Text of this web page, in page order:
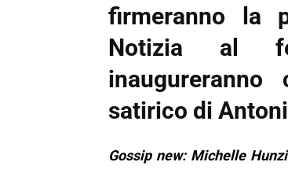
firmeranno la
Notizia al
satirico di
Gossip new: Michelle